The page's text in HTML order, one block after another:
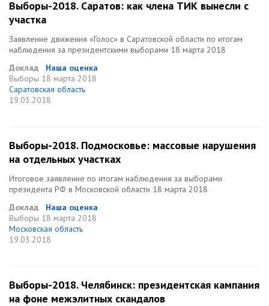
Выборы-2018. Саратов: как члена ТИК вынесли с
участка
Заявление движения «Голос» в Саратовской области по итогам
наблюдения за президентскими выборами 18 марта 2018
Доклад
Наша оценка
Выборы 18 марта 2018
Саратовская область
19.03.2018
Выборы-2018. Подмосковье: массовые нарушения
на отдельных участках
Итоговое заявление по итогам наблюдения за выборами
президента РФ в Московской области 18 марта 2018
Доклад
Наша оценка
Выборы 18 марта 2018
Московская область
19.03.2018
Выборы-2018. Челябинск: президентская кампания
на фоне межэлитных скандалов